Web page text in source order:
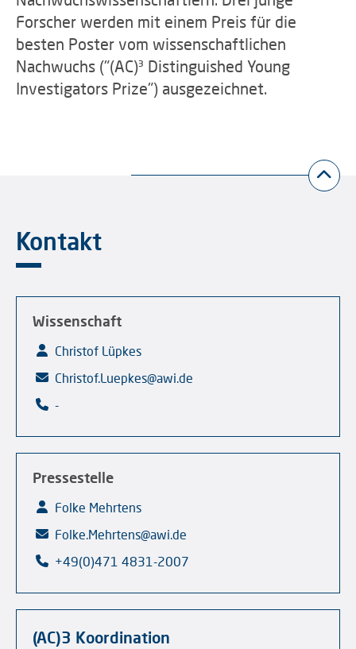
Forscher werden mit einem Preis für die
besten Poster vom wissenschaftlichen
Nachwuchs ("(AC)³ Distinguished Young
Investigators Prize") ausgezeichnet.
Kontakt
Wissenschaft
Christof Lüpkes
Christof.Luepkes@awi.de
-
Pressestelle
Folke Mehrtens
Folke.Mehrtens@awi.de
+49(0)471 4831-2007
(AC)3 Koordination